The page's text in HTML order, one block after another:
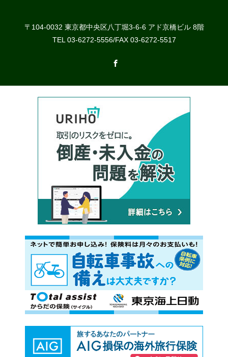
〒104-0032 東京都中央区八丁堀3-6-6 アド京橋ビル 8階
TEL 03-6272-5556/FAX 03-6272-5517